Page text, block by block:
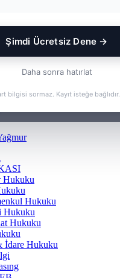
Şimdi Ücretsiz Dene →
Daha sonra hatırlat
bilgisi sormaz. Kayıt isteğe bağlıdır.
Hukuku
Hukuku
Hukuku
Hukuku
İdare Hukuku